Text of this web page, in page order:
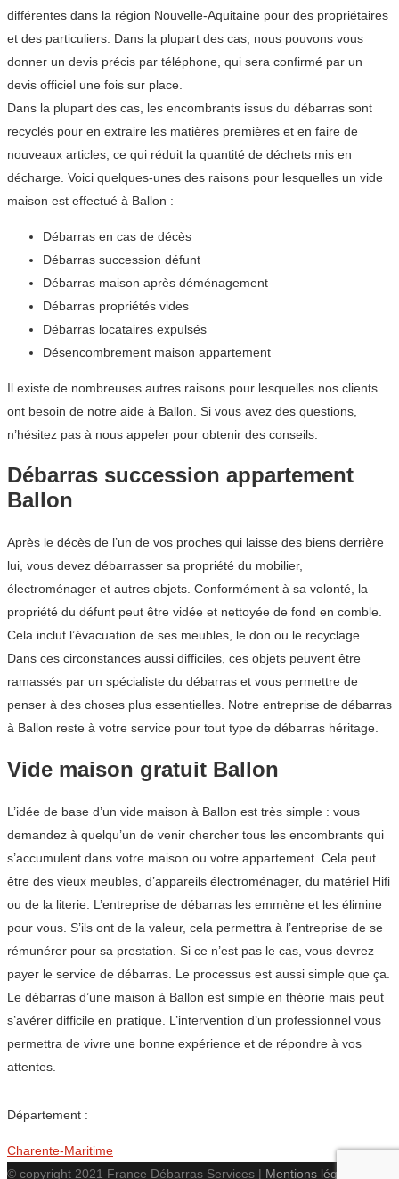
différentes dans la région Nouvelle-Aquitaine pour des propriétaires
et des particuliers. Dans la plupart des cas, nous pouvons vous
donner un devis précis par téléphone, qui sera confirmé par un
devis officiel une fois sur place.
Dans la plupart des cas, les encombrants issus du débarras sont
recyclés pour en extraire les matières premières et en faire de
nouveaux articles, ce qui réduit la quantité de déchets mis en
décharge. Voici quelques-unes des raisons pour lesquelles un vide
maison est effectué à Ballon :
Débarras en cas de décès
Débarras succession défunt
Débarras maison après déménagement
Débarras propriétés vides
Débarras locataires expulsés
Désencombrement maison appartement
Il existe de nombreuses autres raisons pour lesquelles nos clients
ont besoin de notre aide à Ballon. Si vous avez des questions,
n’hésitez pas à nous appeler pour obtenir des conseils.
Débarras succession appartement
Ballon
Après le décès de l’un de vos proches qui laisse des biens derrière
lui, vous devez débarrasser sa propriété du mobilier,
électroménager et autres objets. Conformément à sa volonté, la
propriété du défunt peut être vidée et nettoyée de fond en comble.
Cela inclut l’évacuation de ses meubles, le don ou le recyclage.
Dans ces circonstances aussi difficiles, ces objets peuvent être
ramassés par un spécialiste du débarras et vous permettre de
penser à des choses plus essentielles. Notre entreprise de débarras
à Ballon reste à votre service pour tout type de débarras héritage.
Vide maison gratuit Ballon
L’idée de base d’un vide maison à Ballon est très simple : vous
demandez à quelqu’un de venir chercher tous les encombrants qui
s’accumulent dans votre maison ou votre appartement. Cela peut
être des vieux meubles, d’appareils électroménager, du matériel Hifi
ou de la literie. L’entreprise de débarras les emmène et les élimine
pour vous. S’ils ont de la valeur, cela permettra à l’entreprise de se
rémunérer pour sa prestation. Si ce n’est pas le cas, vous devrez
payer le service de débarras. Le processus est aussi simple que ça.
Le débarras d’une maison à Ballon est simple en théorie mais peut
s’avérer difficile en pratique. L’intervention d’un professionnel vous
permettra de vivre une bonne expérience et de répondre à vos
attentes.
Département :
Charente-Maritime
© copyright 2021 France Débarras Services | Mentions légales